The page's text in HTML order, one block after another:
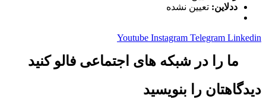
ددلاین: تعیین نشده
Youtube Instagram Telegram Linkedin
ما را در شبکه های اجتماعی فالو کنید
دیدگاهتان را بنویسید